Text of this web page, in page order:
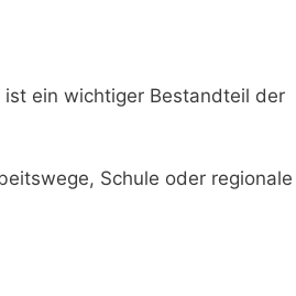
ein wichtiger Bestandteil der
Schule oder regionale